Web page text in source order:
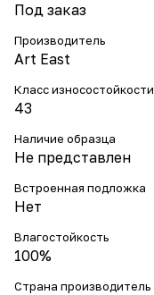
Под заказ
Производитель
Art East
Класс износостойкости
43
Наличие образца
Не представлен
Встроенная подложка
Нет
Влагостойкость
100%
Страна производитель